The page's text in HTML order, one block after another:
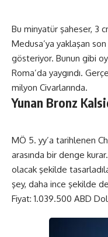
Bu minyatür şaheser, 3
Medusa’ya yaklaşan
gösteriyor. Bunun gibi
Roma’da yaygındı.
milyon Civarlarında.
Yunan Bronz
MÖ 5. yy’a tarihlenen
arasında bir denge
olacak şekilde
şey, daha ince şekilde
Fiyat: 1.039.500 ABD